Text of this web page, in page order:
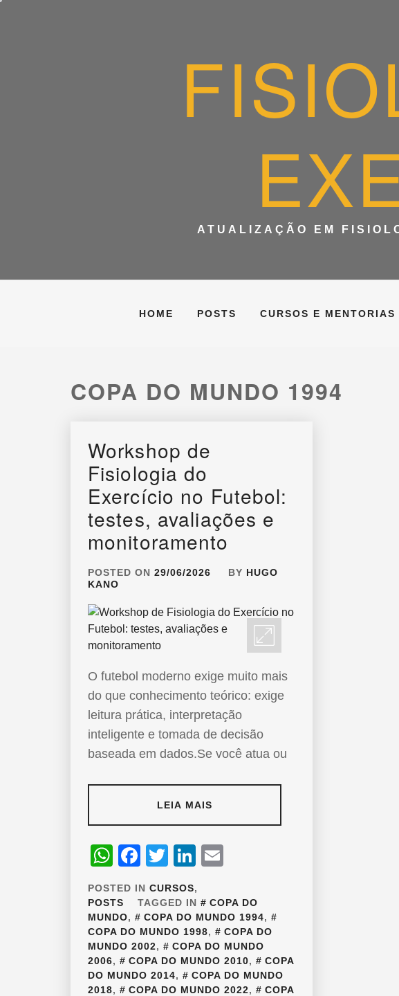
ATUALIZAÇÃO EM
HOME POSTS CURSOS E MENTORIAS
COPA DO MUNDO 1994
Workshop de
Fisiologia do
Exercício no Futebol:
testes, avaliações e
monitoramento
POSTED ON 29/06/2026 BY HUGO
KANO
O futebol moderno exige muito mais
do que conhecimento teórico: exige
leitura prática, interpretação
inteligente e tomada de decisão
baseada em dados.Se você atua ou
LEIA MAIS
WhatsApp
Facebook
TwitterLinkedIn
POSTED IN CURSOS,
POSTS
TAGGED IN
COPA DO
MUNDO, COPA DO MUNDO 1994,
COPA DO MUNDO 1998,
COPA DO
MUNDO 2002,
COPA DO MUNDO
2006, COPA DO MUNDO 2010,
COPA
DO MUNDO 2014,
COPA DO MUNDO
2018, COPA DO MUNDO 2022,
COPA